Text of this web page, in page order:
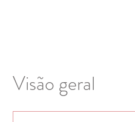
Visão geral